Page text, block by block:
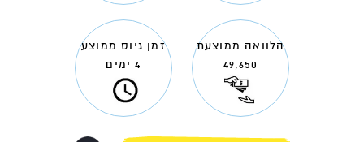
הלוואה ממוצעת
49,650
זמן גיוס ממוצע
4 ימים